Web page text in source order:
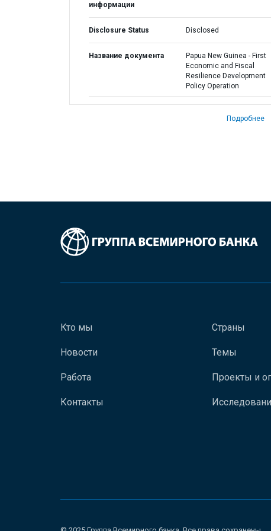
информации
Disclosure Status Disclosed
Название документа
Papua New Guinea - First
Economic and Fiscal
Resilience Development
Policy Operation
Подробнее
Кто мы
Новости
Работа
Контакты
Страны
Темы
Проекты и